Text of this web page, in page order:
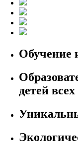
Обучение
детей